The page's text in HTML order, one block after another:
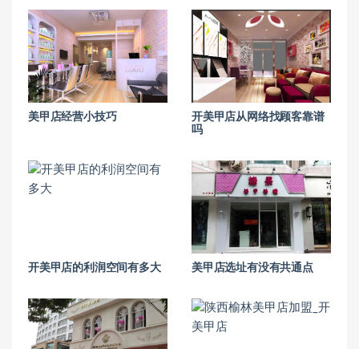
美甲店经营小技巧
开美甲店从网络找顾客靠谱
吗
开美甲店的利润空间有多大 美甲店选址有没有共通点